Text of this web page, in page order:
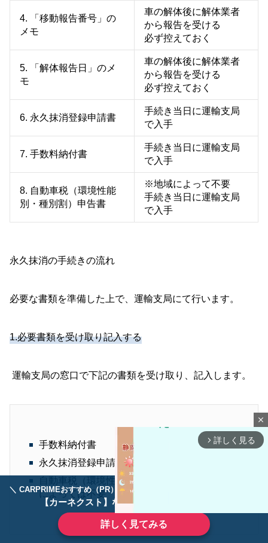
＼ CARPRIMEおすすめ（PR） ／ディーラーで手放すのはもったいない！
【カーネクスト】ならどんなクルマも高価買取
詳しく見てみる
4. 「移動報告番号」の
メモ
車の解体後に解体業者
から報告を受ける
必ず控えておく
5. 「解体報告日」のメ
モ
車の解体後に解体業者
から報告を受ける
必ず控えておく
6. 永久抹消登録申請書
手続き当日に運輸支局
で入手
7. 手数料納付書
手続き当日に運輸支局
で入手
8. 自動車税（環境性能
別・種別割）申告書
※地域によって不要
手続き当日に運輸支局
で入手
永久抹消の手続きの流れ
必要な書類を準備した上で、運輸支局にて行います。
1.必要書類を受け取り記入する
運輸支局の窓口で下記の書類を受け取り、記入します。
手数料納付書
永久抹消登録申請書
自動車税（環境性能別・種別割）申告書※地域
によっては不要
close
arrow_forward_ios 詳しく見る